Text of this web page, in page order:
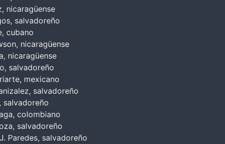
nicaragüense
salvadoreño
cubano
nicaragüense
nicaragüense
salvadoreño
mexicano
salvadoreño
salvadoreño
colombiano
salvadoreño
Paredes, salvadoreño